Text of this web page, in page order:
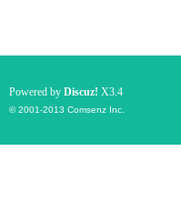
Powered by Discuz! X3.4
© 2001-2013 Comsenz Inc.